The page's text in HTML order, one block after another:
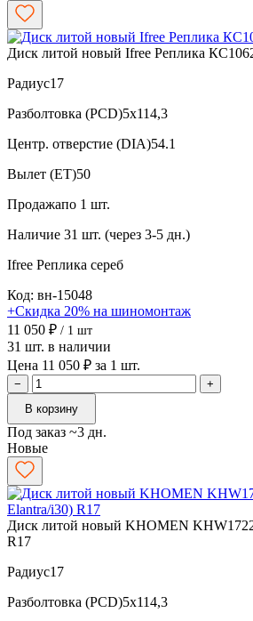
Диск литой новый Ifree Реплика
Радиус17
Разболтовка (PCD)5x114,3
Центр. отверстие (DIA)54.1
Вылет (ET)50
Продажапо 1 шт.
Наличие 31 шт. (через 3-5 дн.)
Ifree Реплика сереб
Код: вн-15048
+Скидка 20% на шиномонтаж
11 050 ₽ / 1 шт
31 шт. в наличии
Цена 11 050 ₽ за 1 шт.
−
+
В корзину
Под заказ ~3 дн.
Новые
Диск литой новый KHOMEN
R17
Радиус17
Разболтовка (PCD)5x114,3